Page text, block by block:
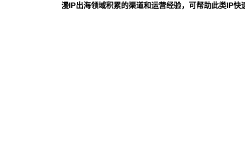
漫IP出海领域积累的渠道和运营经验，可帮助此类IP快